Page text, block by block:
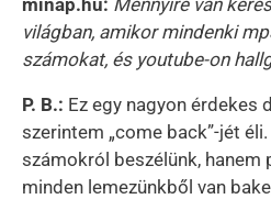
világban, amikor mindenki
számokat, és youtube-on
P. B.: Ez egy nagyon érdekes
szerintem „come back”-jét
számokról beszélünk, hanem
minden lemezünkből van